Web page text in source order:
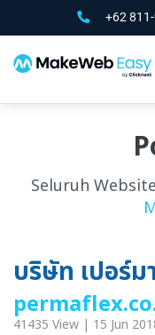
+62
Seluruh
บริษัท เปอร์
41435 View | 15 Jun